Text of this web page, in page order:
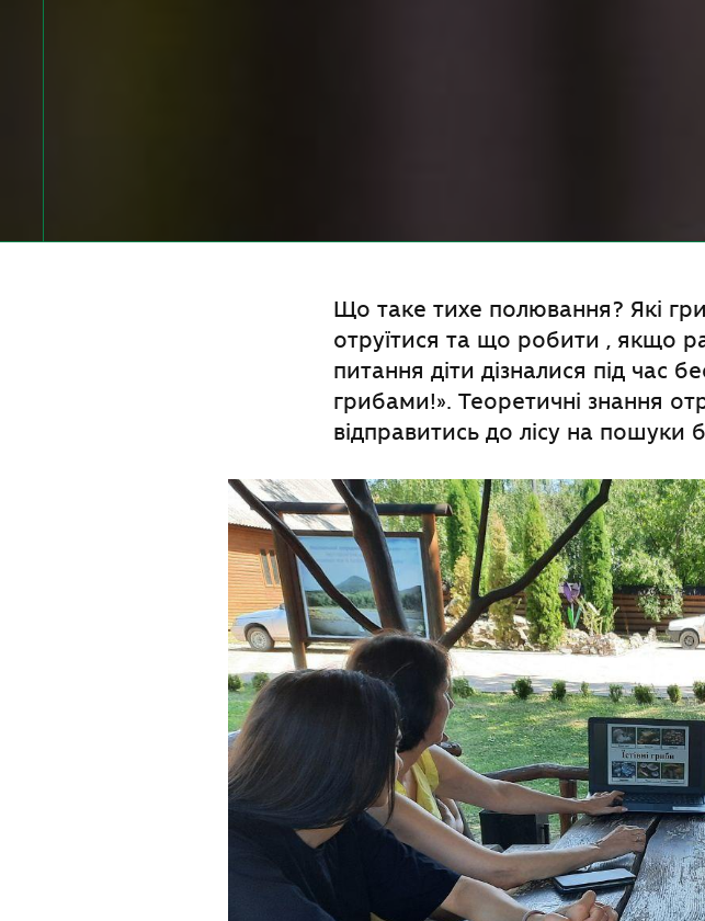
Що таке тихе полювання? Які
отруїтися та що робити , якщо
питання діти дізналися під час
грибами!». Теоретичні знання
відправитись до лісу на пошуки